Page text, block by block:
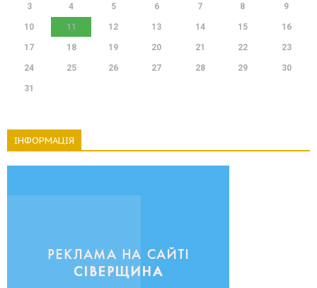
3 4 5 6 7 8 9
10 11 12 13 14 15 16
17 18 19 20 21 22 23
24 25 26 27 28 29 30
31
ІНФОРМАЦІЯ